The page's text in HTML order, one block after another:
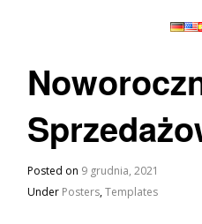
Posted on 9 grudnia, 2021
Under Posters,Templates